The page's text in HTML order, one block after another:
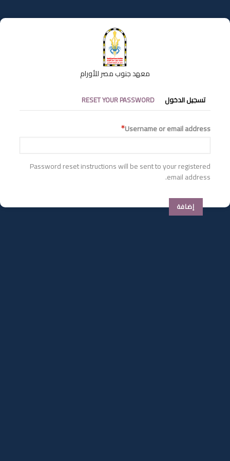
إلى
المحتوى
معهد جنوب مصر للأورام
التبويبات
الأساسية
تسجيل الدخول RESET YOUR PASSWORD
Username or email address
Password reset instructions will be sent to your registered
email address.